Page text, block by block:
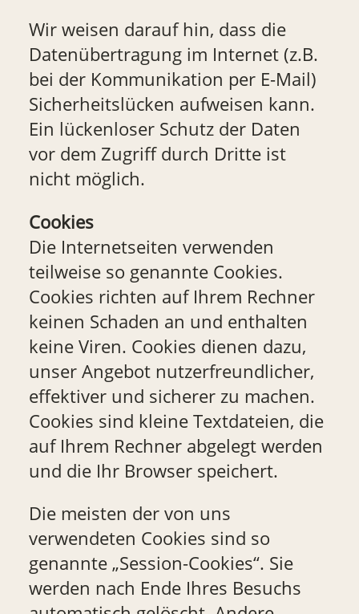
Wir weisen darauf hin, dass die
Datenübertragung im Internet (z.B.
bei der Kommunikation per E-Mail)
Sicherheitslücken aufweisen kann.
Ein lückenloser Schutz der Daten
vor dem Zugriff durch Dritte ist
nicht möglich.
Cookies
Die Internetseiten verwenden
teilweise so genannte Cookies.
Cookies richten auf Ihrem Rechner
keinen Schaden an und enthalten
keine Viren. Cookies dienen dazu,
unser Angebot nutzerfreundlicher,
effektiver und sicherer zu machen.
Cookies sind kleine Textdateien, die
auf Ihrem Rechner abgelegt werden
und die Ihr Browser speichert.
Die meisten der von uns
verwendeten Cookies sind so
genannte „Session-Cookies“. Sie
werden nach Ende Ihres Besuchs